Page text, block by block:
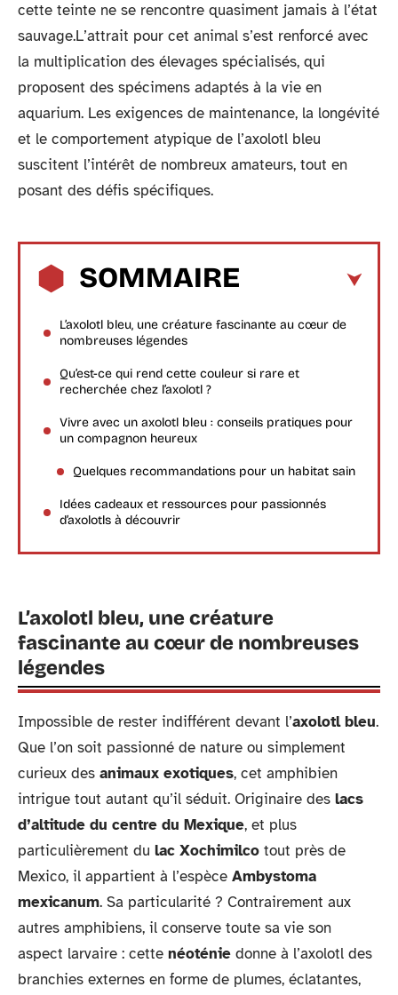
cette teinte ne se rencontre quasiment jamais à l’état
sauvage.L’attrait pour cet animal s’est renforcé avec
la multiplication des élevages spécialisés, qui
proposent des spécimens adaptés à la vie en
aquarium. Les exigences de maintenance, la longévité
et le comportement atypique de l’axolotl bleu
suscitent l’intérêt de nombreux amateurs, tout en
posant des défis spécifiques.
SOMMAIRE
L’axolotl bleu, une créature fascinante au cœur de
nombreuses légendes
Qu’est-ce qui rend cette couleur si rare et
recherchée chez l’axolotl ?
Vivre avec un axolotl bleu : conseils pratiques pour
un compagnon heureux
Quelques recommandations pour un habitat sain
Idées cadeaux et ressources pour passionnés
d’axolotls à découvrir
L’axolotl bleu, une créature
fascinante au cœur de nombreuses
légendes
Impossible de rester indifférent devant l’axolotl bleu.
Que l’on soit passionné de nature ou simplement
curieux des animaux exotiques, cet amphibien
intrigue tout autant qu’il séduit. Originaire des lacs
d’altitude du centre du Mexique, et plus
particulièrement du lac Xochimilco tout près de
Mexico, il appartient à l’espèce Ambystoma
mexicanum. Sa particularité ? Contrairement aux
autres amphibiens, il conserve toute sa vie son
aspect larvaire : cette néoténie donne à l’axolotl des
branchies externes en forme de plumes, éclatantes,